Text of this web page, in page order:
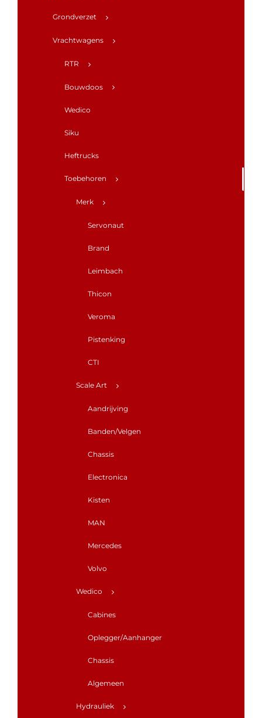
Grondverzet
Vrachtwagens
RTR
Bouwdoos
Wedico
Siku
Heftrucks
Toebehoren
Merk
Servonaut
Brand
Leimbach
Thicon
Veroma
Pistenking
CTI
Scale Art
Aandrijving
Banden/Velgen
Chassis
Electronica
Kisten
MAN
Mercedes
Volvo
Wedico
Cabines
Oplegger/Aanhanger
Chassis
Algemeen
Hydrauliek